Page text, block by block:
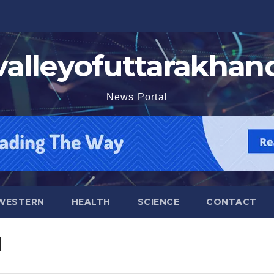
News Portal
HEALTH SCIENCE CONTACT